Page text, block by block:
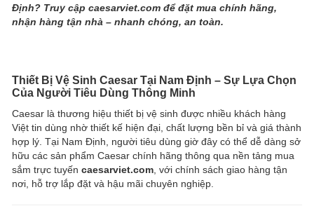
Định? Truy cập caesarviet.com để đặt mua chính hãng,
nhận hàng tận nhà – nhanh chóng, an toàn.
Thiết Bị Vệ Sinh Caesar Tại Nam Định – Sự Lựa Chọn
Của Người Tiêu Dùng Thông Minh
Caesar là thương hiệu thiết bị vệ sinh được nhiều khách hàng
Việt tin dùng nhờ thiết kế hiện đại, chất lượng bền bỉ và giá thành
hợp lý. Tại Nam Định, người tiêu dùng giờ đây có thể dễ dàng sở
hữu các sản phẩm Caesar chính hãng thông qua nền tảng mua
sắm trực tuyến caesarviet.com , với chính sách giao hàng tận
nơi, hỗ trợ lắp đặt và hậu mãi chuyên nghiệp.